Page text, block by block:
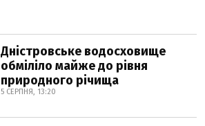
Дністровське водосховище
обміліло майже до рівня
природного річища
5 СЕРПНЯ, 13:20